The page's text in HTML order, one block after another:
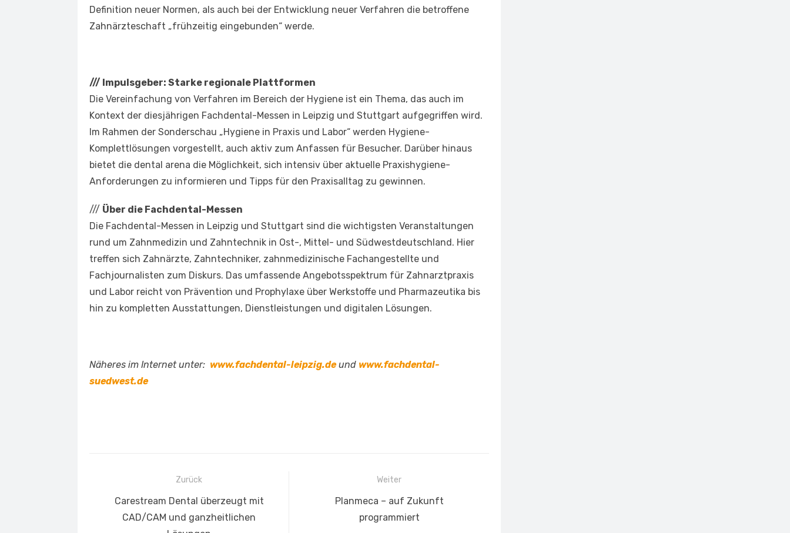
Definition neuer Normen, als auch bei der Entwicklung neuer Verfahren die betroffene
Zahnärzteschaft „frühzeitig eingebunden“ werde.
/// Impulsgeber: Starke regionale Plattformen
Die Vereinfachung von Verfahren im Bereich der Hygiene ist ein Thema, das auch im
Kontext der diesjährigen Fachdental-Messen in Leipzig und Stuttgart aufgegriffen wird.
Im Rahmen der Sonderschau „Hygiene in Praxis und Labor“ werden Hygiene-
Komplettlösungen vorgestellt, auch aktiv zum Anfassen für Besucher. Darüber hinaus
bietet die dental arena die Möglichkeit, sich intensiv über aktuelle Praxishygiene-
Anforderungen zu informieren und Tipps für den Praxisalltag zu gewinnen.
/// Über die Fachdental-Messen
Die Fachdental-Messen in Leipzig und Stuttgart sind die wichtigsten Veranstaltungen
rund um Zahnmedizin und Zahntechnik in Ost-, Mittel- und Südwestdeutschland. Hier
treffen sich Zahnärzte, Zahntechniker, zahnmedizinische Fachangestellte und
Fachjournalisten zum Diskurs. Das umfassende Angebotsspektrum für Zahnarztpraxis
und Labor reicht von Prävention und Prophylaxe über Werkstoffe und Pharmazeutika bis
hin zu kompletten Ausstattungen, Dienstleistungen und digitalen Lösungen.
Näheres im Internet unter: www.fachdental-leipzig.deund www.fachdental-
suedwest.de
Beitragsnavigation
Zurück
Vorheriger
Beitrag:
Carestream Dental überzeugt mit
CAD/CAM und ganzheitlichen
Weiter
NächsterPlanmeca – auf Zukunft
programmiert